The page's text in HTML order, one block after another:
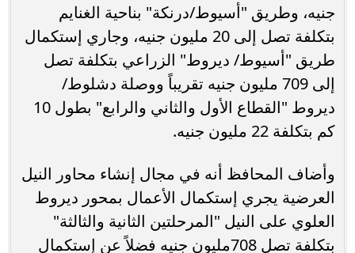
جنيه، وطريق "أسيوط/درنكة" بناحية الغنايم
بتكلفة تصل إلى 20 مليون جنيه، وجاري إستكمال
طريق "أسيوط/ ديروط" الزراعي بتكلفة تصل
إلى 709 مليون جنيه تقريباً ووصلة دشلوط/
ديروط "القطاع الأول والثاني والرابع" بطول 10
كم بتكلفة 22 مليون جنيه.
وأضاف المحافظ أنه في مجال إنشاء محاور النيل
العرضية يجري إستكمال الأعمال بمحور ديروط
العلوي على النيل "المرحلتين الثانية والثالثة"
بتكلفة تصل 708مليون جنيه فضلاً عن إستكمال